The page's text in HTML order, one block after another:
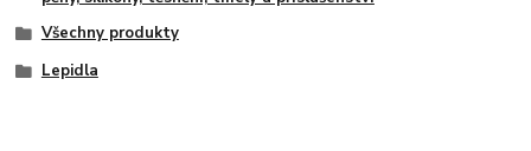
Všechny produkty
Lepidla